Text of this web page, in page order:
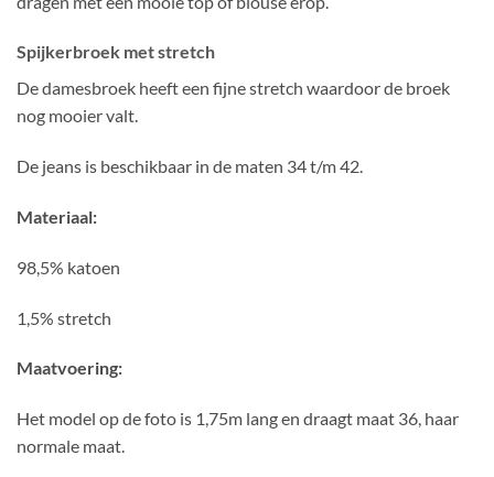
Spijkerbroek met stretch
De damesbroek heeft een fijne stretch waardoor de broek
nog mooier valt.
De jeans is beschikbaar in de maten 34 t/m 42.
Materiaal:
98,5% katoen
1,5% stretch
Maatvoering:
Het model op de foto is 1,75m lang en draagt maat 36, haar
normale maat.